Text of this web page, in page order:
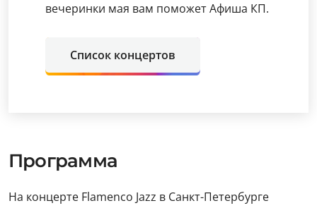
вечеринки мая вам поможет Афиша КП.
Список концертов
Программа
На концерте Flamenco Jazz в Санкт-Петербурге